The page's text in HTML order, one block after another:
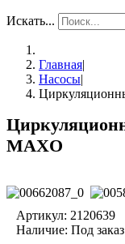
Искать...
Главная|
Насосы|
MAXO
Артикул: 2120639
Наличие: Под заказ